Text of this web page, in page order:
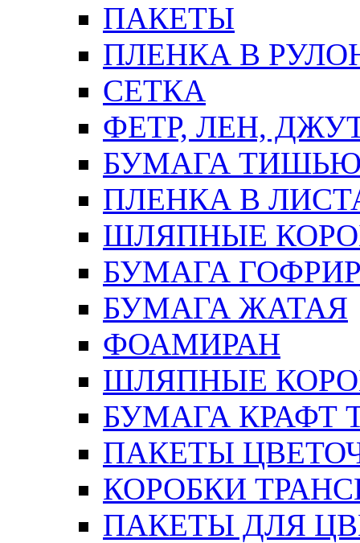
ПАКЕТЫ
ПЛЕНКА В
СЕТКА
ФЕТР, ЛЕН,
БУМАГА
ПЛЕНКА В
ШЛЯПНЫЕ
БУМАГА
БУМАГА ЖАТАЯ
ФОАМИРАН
ШЛЯПНЫЕ
БУМАГА КРАФТ
ПАКЕТЫ
КОРОБКИ
ПАКЕТЫ ДЛЯ